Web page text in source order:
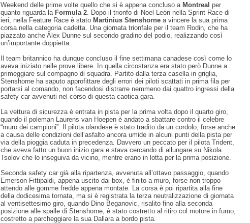
Weekend delle prime volte quello che si è appena concluso a Montreal per
quanto riguarda la Formula 2 . Dopo il trionfo di Noel León nella Sprint Race di
ieri, nella Feature Race è stato Martinius Stenshorne a vincere la sua prima
corsa nella categoria cadetta. Una giornata trionfale per il team Rodin, che ha
piazzato anche Alex Dunne sul secondo gradino del podio, realizzando così
un’importante doppietta.
Il team britannico ha dunque concluso il fine settimana canadese così come lo
aveva iniziato nelle prove libere. In quella circostanza era stato però Dunne a
primeggiare sul compagno di squadra. Partito dalla terza casella in griglia,
Stenshorne ha saputo approfittare degli errori dei piloti scattati in prima fila per
portarsi al comando, non facendosi distrarre nemmeno dai quattro ingressi della
safety car avvenuti nel corso di questa caotica gara.
La vettura di sicurezza è entrata in pista per la prima volta dopo il quarto giro,
quando il poleman Laurens van Hoepen è andato a sbattare contro il celebre
“muro dei campioni”. Il pilota olandese è stato tradito da un cordolo, forse anche
a causa delle condizioni dell’asfalto ancora umide in alcuni punti della pista per
via della pioggia caduta in precedenza. Davvero un peccato per il pilota Trident,
che aveva fatto un buon inizio gara e stava cercando di allungare su Nikola
Tsolov che lo inseguiva da vicino, mentre erano in lotta per la prima posizione.
Seconda safety car già alla ripartenza, avvenuta all’ottavo passaggio, quando
Emerson Fittipaldi, appena uscito dai box, è finito a muro, forse non troppo
attendo alle gomme fredde appena montate. La corsa è poi ripartita alla fine
della dodicesima tornata, ma si è registrata la terza neutralizzazione di giornata
al ventisettesimo giro, quando Dino Beganovic, risalito fino alla seconda
posizione alle spalle di Stenshorne, è stato costretto al ritiro col motore in fumo,
costretto a parcheggiare la sua Dallara a bordo pista.